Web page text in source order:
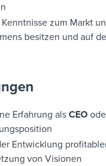
zum Markt
besitzen und auf
Erfahrung als CEO
Entwicklung
von Visionen